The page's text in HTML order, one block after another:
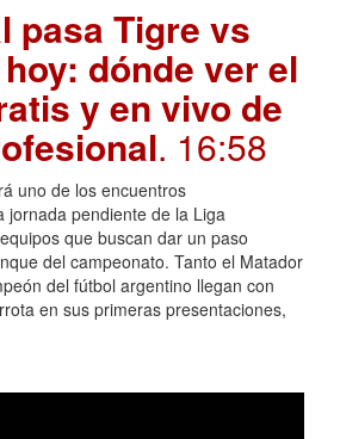
pasa Tigre vs
dónde ver el
y en vivo de
. 16:58
uno de los encuentros
jornada pendiente de la Liga
que buscan dar un paso
del campeonato. Tanto el Matador
del fútbol argentino llegan con
en sus primeras presentaciones,